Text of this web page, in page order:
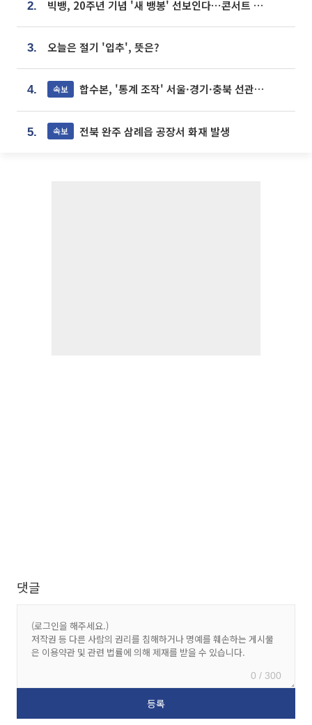
2. 빅뱅, 20주년 기념 '새 뱅봉' 선보인다⋯콘서트 앞두고 팝업 개최
3. 오늘은 절기 '입추', 뜻은?
4. 속보 합수본, '통계 조작' 서울·경기·충북 선관위 등 추가 압수수색
5. 속보 전북 완주 삼례읍 공장서 화재 발생
댓글
0 / 300